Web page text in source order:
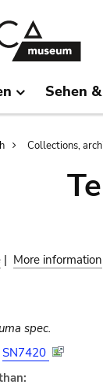
Sehen
Collections,
| More information
spec.
SN7420